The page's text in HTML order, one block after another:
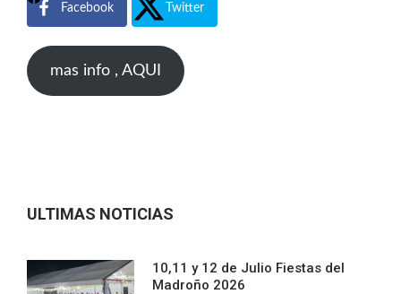
Facebook Twitter
mas info , AQUI
ULTIMAS NOTICIAS
10,11 y 12 de Julio Fiestas del
Madroño 2026